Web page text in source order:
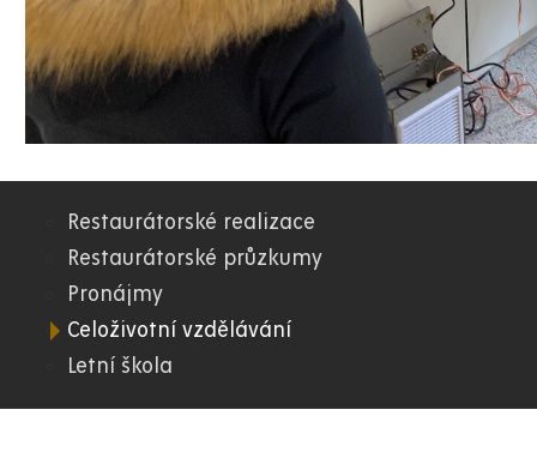
07.
FR
Restaurátorské realizace
Restaurátorské průzkumy
Pronájmy
Celoživotní vzdělávání
Letní škola